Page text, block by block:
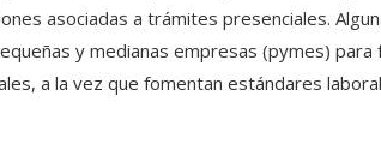
asociadas a trámites presenciales.
y medianas empresas (pymes) para
a la vez que fomentan estándares